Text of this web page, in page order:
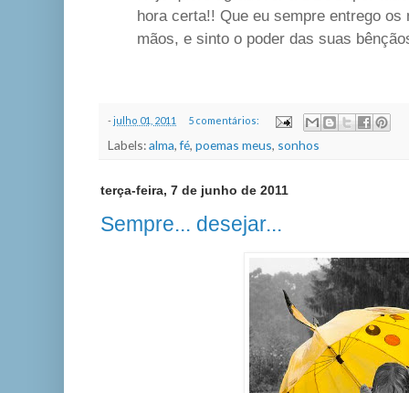
hora certa!! Que eu sempre entrego os
mãos, e sinto o poder das suas
-julho 01, 2011 5 comentários:
Labels:alma,fé, poemas meus, sonhos
terça-feira, 7 de junho de 2011
Sempre... desejar...